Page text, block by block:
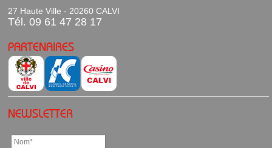
27 Haute Ville - 20260 CALVI
Tél. 09 61 47 28 17
PARTENAIRES
NEWSLETTER